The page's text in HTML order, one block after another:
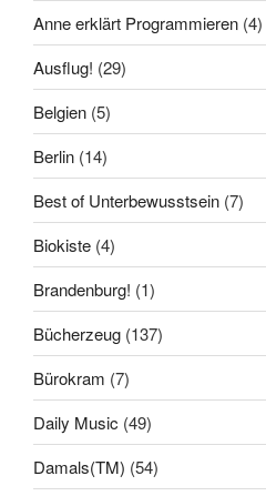
Anne erklärt Programmieren (4)
Ausflug! (29)
Belgien (5)
Berlin (14)
Best of Unterbewusstsein (7)
Biokiste (4)
Brandenburg! (1)
Bücherzeug (137)
Bürokram (7)
Daily Music (49)
Damals(TM) (54)